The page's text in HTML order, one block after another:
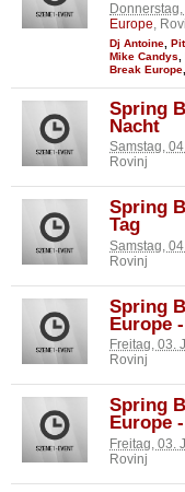
Europe,
Dj Antoine
Mike Candys
Break Europe
Spring
Nacht
Samstag,
Rovinj
Spring
Tag
Samstag,
Rovinj
Spring
Europe
Freitag, 03.
Rovinj
Spring
Europe
Freitag, 03.
Rovinj